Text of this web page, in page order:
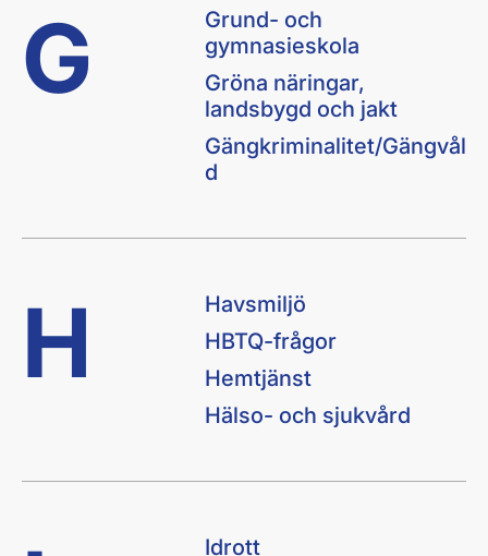
G
Grund- och
gymnasieskola
Gröna näringar,
landsbygd och jakt
Gängkriminalitet/Gängvål
d
H
Havsmiljö
HBTQ-frågor
Hemtjänst
Hälso- och sjukvård
Idrott